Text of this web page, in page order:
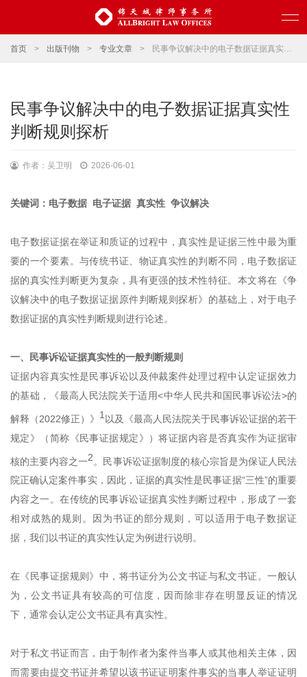
首页 > 出版刊物 > 专业文章 > 民事争议解决中的电子数据证据真实性判断规则探析
民事争议解决中的电子数据证据真实性
判断规则探析
作者：吴卫明 2026-06-01
关键词：电子数据 电子证据 真实性 争议解决
电子数据证据在举证和质证的过程中，真实性是证据三性中最为重
要的一个要素。与传统书证、物证真实性的判断不同，电子数据证
据的真实性判断更为复杂，具有更强的技术性特征。本文将在《争
议解决中的电子数据证据原件判断规则探析》的基础上，对于电子
数据证据的真实性判断规则进行论述。
一、民事诉讼证据真实性的一般判断规则
证据内容真实性是民事诉讼以及仲裁案件处理过程中认定证据效力
的基础，《最高人民法院关于适用<中华人民共和国民事诉讼法>的
解释（2022修正）》 1 以及《最高人民法院关于民事诉讼证据的若干
规定》（简称《民事证据规定》）将证据内容是否真实作为证据审
核的主要内容之一2。民事诉讼证据制度的核心宗旨是为保证人民法
院正确认定案件事实，因此，证据的真实性是民事证据“三性”的重要
内容之一。在传统的民事诉讼证据真实性判断过程中，形成了一套
相对成熟的规则。因为书证的部分规则，可以适用于电子数据证
据，我们以书证的真实性认定为例进行说明。
在《民事证据规则》中，将书证分为公文书证与私文书证。一般认
为，公文书证具有较高的可信度，因而除非存在明显反证的情况
下，通常会认定公文书证具有真实性。
对于私文书证而言，由于制作者为案件当事人或其他相关主体，因
而需要由提交书证并希望以该书证证明案件事实的当事人举证证明